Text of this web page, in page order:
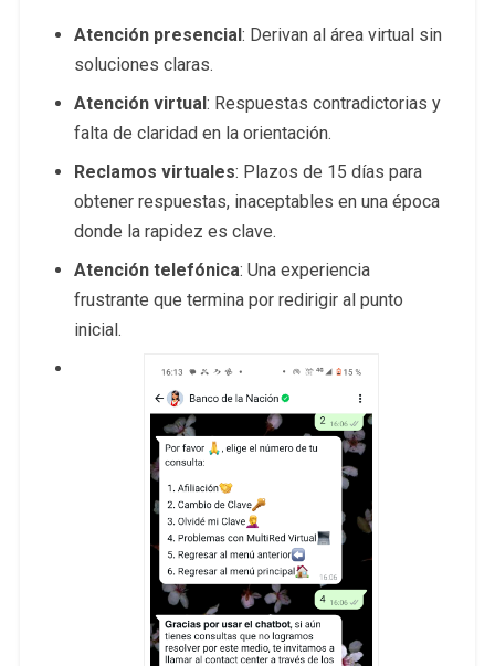
Atención presencial: Derivan al área virtual sin
soluciones claras.
Atención virtual: Respuestas contradictorias y
falta de claridad en la orientación.
Reclamos virtuales: Plazos de 15 días para
obtener respuestas, inaceptables en una época
donde la rapidez es clave.
Atención telefónica: Una experiencia
frustrante que termina por redirigir al punto
inicial.